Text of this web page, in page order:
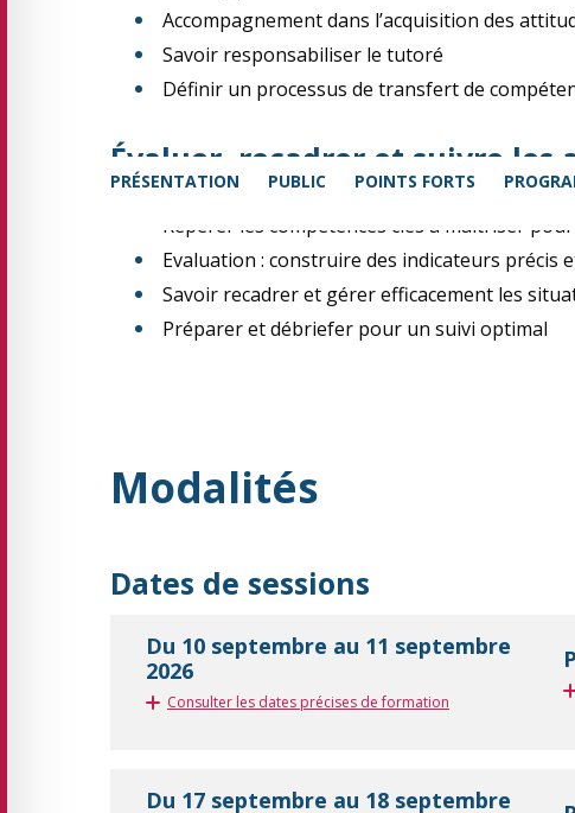
PRÉSENTATION PUBLIC POINTS FORTS
Accompagnement dans l’acquisition des
Savoir responsabiliser le tutoré
Définir un processus de transfert de
Évaluer, recadrer et suivre les
Repérer les compétences clés à maîtriser
Evaluation : construire des indicateurs précis
Savoir recadrer et gérer efficacement les
Préparer et débriefer pour un suivi optimal
Modalités
Dates de sessions
Du 10 septembre au 11 septembre
2026
Consulter les dates précises de formation
Du 17 septembre au 18 septembre